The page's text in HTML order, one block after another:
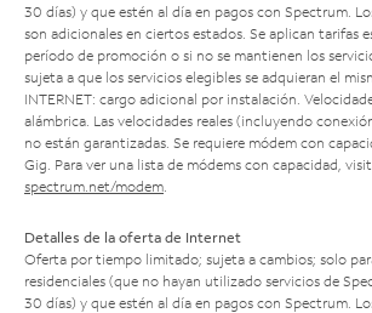
30 días) y que estén al día en pagos con Spectrum.
son adicionales en ciertos estados. Se aplican tarifas
período de promoción o si no se mantienen los
sujeta a que los servicios elegibles se adquieran el
INTERNET: cargo adicional por instalación.
alámbrica. Las velocidades reales (incluyendo
no están garantizadas. Se requiere módem con
Gig. Para ver una lista de módems con capacidad,
spectrum.net/modem
Detalles de la oferta de Internet
Oferta por tiempo limitado; sujeta a cambios; solo
residenciales (que no hayan utilizado servicios de
30 días) y que estén al día en pagos con Spectrum.